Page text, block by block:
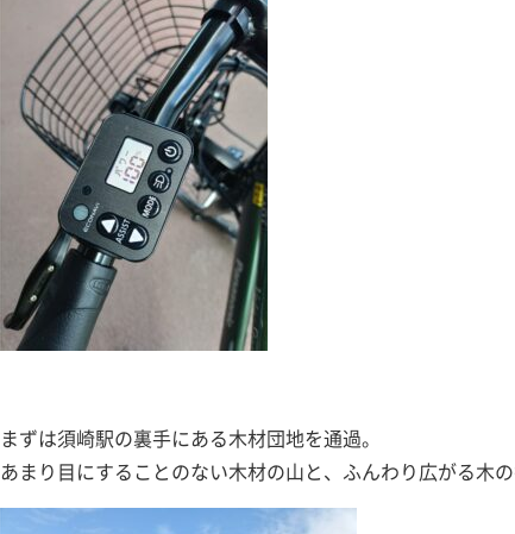
まずは須崎駅の裏手にある木材団地を通過。
あまり目にすることのない木材の山と、ふんわり広がる木の